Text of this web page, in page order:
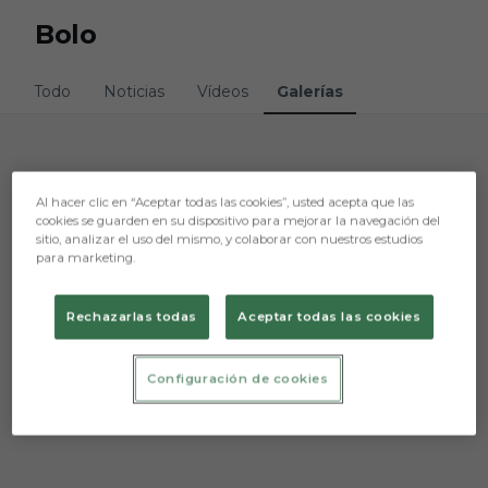
Bolo
Todo Noticias Vídeos Galerías
Lo sentimos, no hemos encontrado nada.
Intenta otra búsqueda.
Al hacer clic en “Aceptar todas las cookies”, usted acepta que las
cookies se guarden en su dispositivo para mejorar la navegación del
sitio, analizar el uso del mismo, y colaborar con nuestros estudios
para marketing.
Rechazarlas todas Aceptar todas las cookies
Configuración de cookies